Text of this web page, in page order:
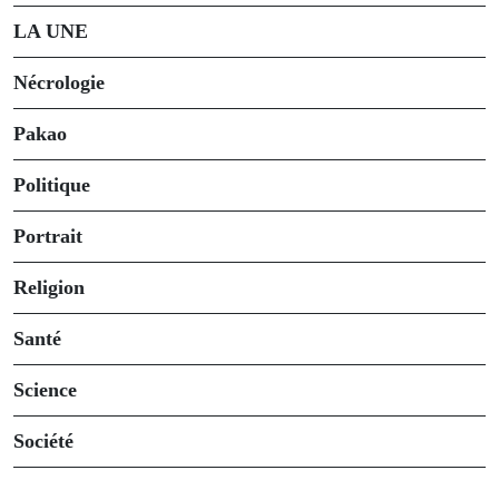
LA UNE
Nécrologie
Pakao
Politique
Portrait
Religion
Santé
Science
Société